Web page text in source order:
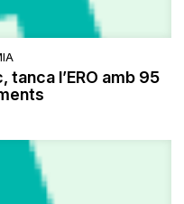
tanca l’ERO amb 95